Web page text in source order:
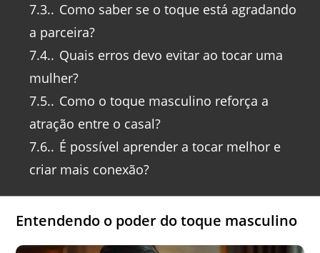
7.3. Como saber se o toque está agradando
a parceira?
7.4. Quais erros devo evitar ao tocar uma
mulher?
7.5. Como o toque masculino reforça a
atração entre o casal?
7.6. É possível aprender a tocar melhor e
criar mais conexão?
Entendendo o poder do toque masculino